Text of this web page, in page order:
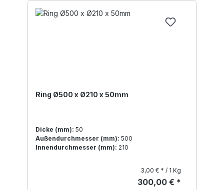
Ring Ø500 x Ø210 x 50mm
Dicke (mm): 50
Außendurchmesser (mm): 500
Innendurchmesser (mm): 210
3,00 € * / 1 Kg
300,00 € *